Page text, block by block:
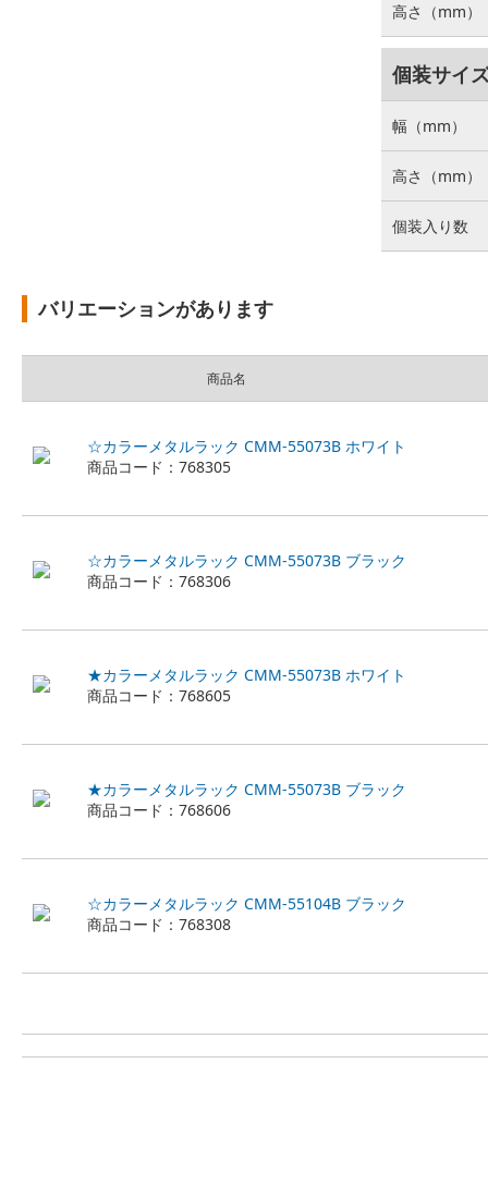
高さ（mm）
個装サイ
幅（mm）
高さ（mm）
個装入り数
バリエーションがあります
商品名
☆カラーメタルラック CMM-55073B ホワイト
商品コード：768305
☆カラーメタルラック CMM-55073B ブラック
商品コード：768306
★カラーメタルラック CMM-55073B ホワイト
商品コード：768605
★カラーメタルラック CMM-55073B ブラック
商品コード：768606
☆カラーメタルラック CMM-55104B ブラック
商品コード：768308